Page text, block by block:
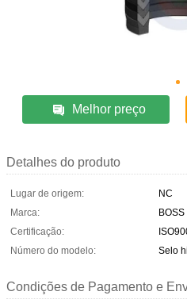
Melhor preço
Detalhes do produto
Lugar de origem:
NC
Marca:
BOSS
Certificação:
Número do modelo:
Selo
Condições de Pagamento e